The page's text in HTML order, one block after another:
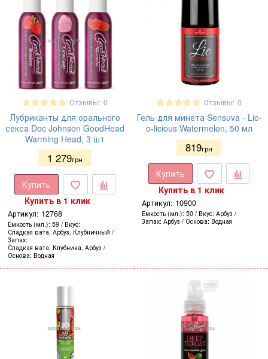
Отзывы: 0
Лубриканты для орального
секса Doc Johnson GoodHead
Warming Head, 3 шт
1 279грн
Купить
Купить в 1 клик
Артикул: 12768
Емкость (мл.) 59
Вкус
Сладкая вата, Арбуз, Клубничный
Запах
Сладкая вата, Клубника, Арбуз
Основа Водная
Отзывы: 0
Гель для минета Sensuva - Lic-
o-licious Watermelon, 50 мл
819грн
Купить
Купить в 1 клик
Артикул: 10900
Емкость (мл.) 50 Вкус Арбуз
Запах Арбуз Основа Водная